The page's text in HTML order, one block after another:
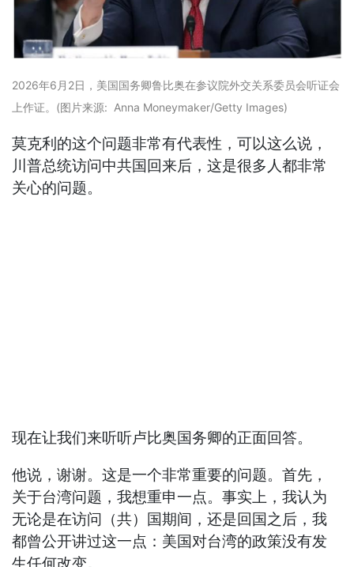
2026年6月2日，美国国务卿鲁比奥在参议院外交关系委员会听证会
上作证。(图片来源: Anna Moneymaker/Getty Images)
莫克利的这个问题非常有代表性，可以这么说，
川普总统访问中共国回来后，这是很多人都非常
关心的问题。
现在让我们来听听卢比奥国务卿的正面回答。
他说，谢谢。这是一个非常重要的问题。首先，
关于台湾问题，我想重申一点。事实上，我认为
无论是在访问（共）国期间，还是回国之后，我
都曾公开讲过这一点：美国对台湾的政策没有发
生任何改变。